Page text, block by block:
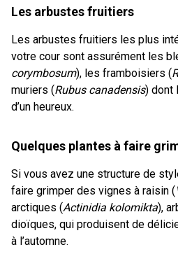
Les arbustes fruitiers
Les arbustes fruitiers les plus
votre cour sont assurément les
corymbosum), les framboisiers (
muriers (Rubus canadensis) dont
d’un heureux.
Quelques plantes à faire
Si vous avez une structure de
faire grimper des vignes à raisin (
arctiques (Actinidia kolomikta),
dioïques, qui produisent de
à l’automne.